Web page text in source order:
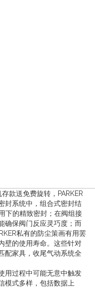
款送免费旋转，PARKER
封系统中，组合式密封结
下的精致密封；在阀组接
确保阀门反应灵巧度；而
私有的防尘策画有用罢
壁的使用寿命。这些针对
配家具，收尾气动系统全
用过程中可能无意中触发
模式多样，包括数据上